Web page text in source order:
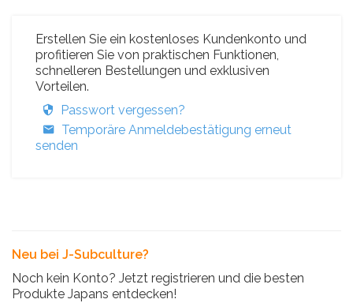
Erstellen Sie ein kostenloses Kundenkonto und
profitieren Sie von praktischen Funktionen,
schnelleren Bestellungen und exklusiven
Vorteilen.
Passwort vergessen?
Temporäre Anmeldebestätigung erneut
senden
Neu bei J-Subculture?
Noch kein Konto? Jetzt registrieren und die besten
Produkte Japans entdecken!